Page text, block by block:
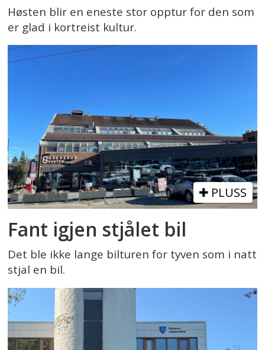
Høsten blir en eneste stor opptur for den som
er glad i kortreist kultur.
PLUSS
Fant igjen stjålet bil
Det ble ikke lange bilturen for tyven som i natt
stjal en bil.